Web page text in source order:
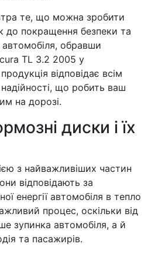
те, що можна зробити
до покращення безпеки та
обравши
TL 3.2 2005 у
відповідає всім
що робить ваш
на дорозі.
диски і їх
з найважливіших частин
відповідають за
енергії автомобіля в тепло
процес, оскільки від
зупинка автомобіля, а й
та пасажирів.